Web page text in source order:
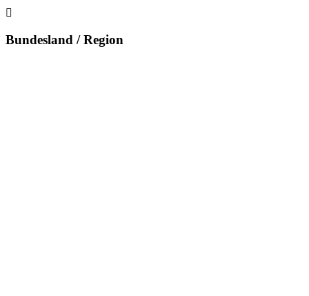
Bundesland / Region